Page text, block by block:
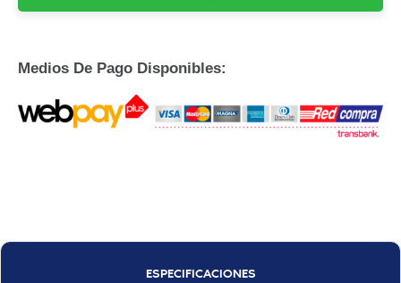
Medios De Pago Disponibles:
ESPECIFICACIONES